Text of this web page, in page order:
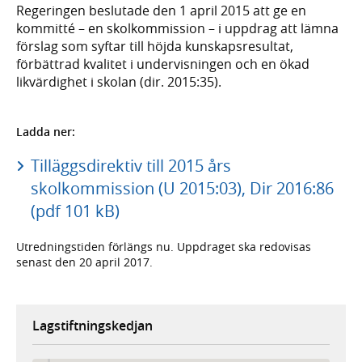
Regeringen beslutade den 1 april 2015 att ge en
kommitté – en skolkommission – i uppdrag att lämna
förslag som syftar till höjda kunskapsresultat,
förbättrad kvalitet i undervisningen och en ökad
likvärdighet i skolan (dir. 2015:35).
Ladda ner:
Tilläggsdirektiv till 2015 års
skolkommission (U 2015:03), Dir 2016:86
(pdf 101 kB)
Utredningstiden förlängs nu. Uppdraget ska redovisas
senast den 20 april 2017.
Lagstiftningskedjan